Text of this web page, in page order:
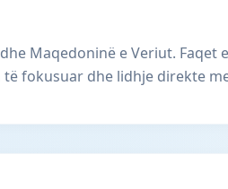
Maqedoninë e Veriut. Faqet
fokusuar dhe lidhje direkte